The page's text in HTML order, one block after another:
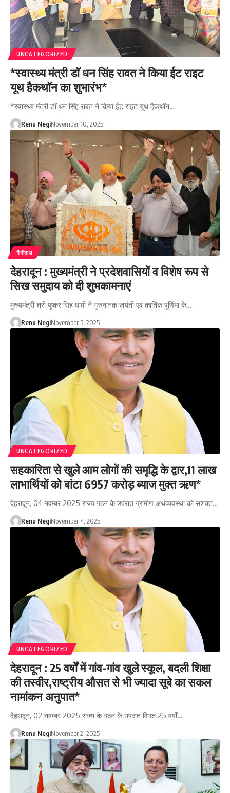
UNCATEGORIZED
*स्वास्थ्य मंत्री डॉ धन सिंह रावत ने किया ईट राइट
यूथ हैकथॉन का शुभारंभ*
*स्वास्थ्य मंत्री डॉ धन सिंह रावत ने किया ईट राइट यूथ हैकथॉन…
Renu NegiNovember 10, 2025
नैनीताल
देहरादून : मुख्यमंत्री ने प्रदेशवासियों व विशेष रूप से
सिख समुदाय को दी शुभकामनाएं
मुख्यमंत्री श्री पुष्कर सिंह धामी ने गुरुनानक जयंती एवं कार्तिक पूर्णिमा के…
Renu NegiNovember 5, 2025
UNCATEGORIZED
सहकारिता से खुले आम लोगों की समृद्धि के द्वार,11 लाख
लाभार्थियों को बांटा 6957 करोड़ ब्याज मुक्त ऋण*
देहरादून, 04 नवम्बर 2025 राज्य गठन के उपंरात ग्रामीण अर्थव्यवस्था को सशक्त…
Renu NegiNovember 4, 2025
UNCATEGORIZED
देहरादून : 25 वर्षों में गांव-गांव खुले स्कूल, बदली शिक्षा
की तस्वीर,राष्ट्रीय औसत से भी ज्यादा सूबे का सकल
नामांकन अनुपात*
देहरादून, 02 नवम्बर 2025 राज्य के गठन के उपंरात विगत 25 वर्षों…
Renu NegiNovember 2, 2025